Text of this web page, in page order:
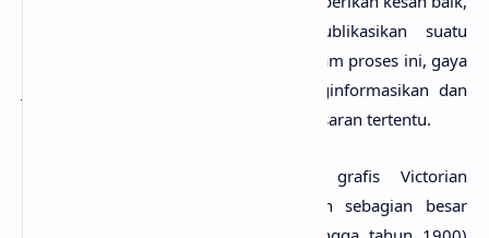
serta memberitahukan dan mempublikasikan suatu
informasi dengan cara yang efektif. Dalam proses ini, gaya
juga berarti sebuah cara untuk menginformasikan dan
menandai pesan yang ditujukan bagi sasaran tertentu.
Sejak era Victoria (gaya desain grafis Victorian
berkembang di Amerika, Inggris dan sebagian besar